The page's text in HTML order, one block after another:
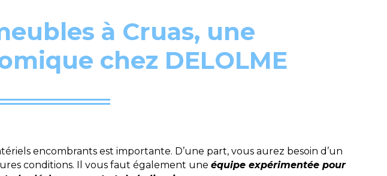
à Cruas, une
chez DELOLME
encombrants est importante. D’une part, vous aurez besoin d’un
conditions. Il vous faut également une équipe expérimentée pour